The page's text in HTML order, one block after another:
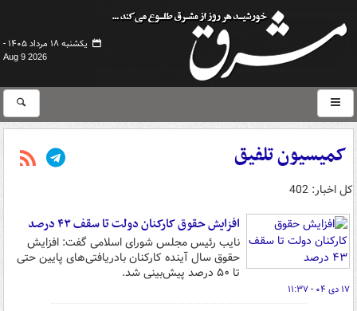
یکشنبه ۱۸ مرداد ۱۴۰۵ -
Aug 9 2026
کمیسیون تلفیق
کل اخبار: 402
‌افزایش حقوق‌ کارکنان دولت تا سقف ۴۳ درصد
نایب رئیس مجلس شورای اسلامی گفت: افزایش
حقوق سال آینده کارکنان بادریافتی‌های پایین حتی
تا ۵۰ درصد پیش‌بینی شد.
۱۷ دی ۰۴ - ۱۱:۳۷